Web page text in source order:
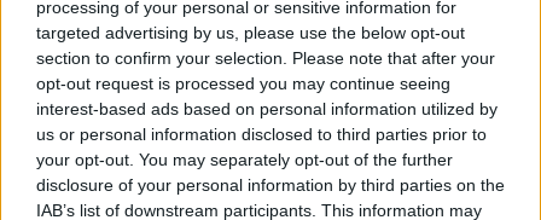
processing of your personal or sensitive information for
targeted advertising by us, please use the below opt-out
section to confirm your selection. Please note that after your
opt-out request is processed you may continue seeing
interest-based ads based on personal information utilized by
us or personal information disclosed to third parties prior to
your opt-out. You may separately opt-out of the further
disclosure of your personal information by third parties on the
IAB’s list of downstream participants. This information may
RICETTE
5 antipasti di Pasqua con le